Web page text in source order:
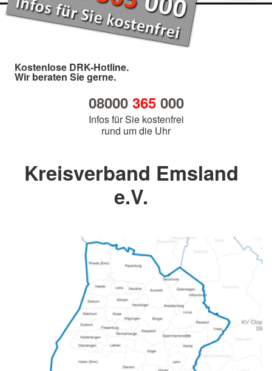
Kostenlose DRK-Hotline.
Wir beraten Sie gerne.
08000 365000
Infos für Sie kostenfrei
rund um die Uhr
Kreisverband Emsland
e.V.